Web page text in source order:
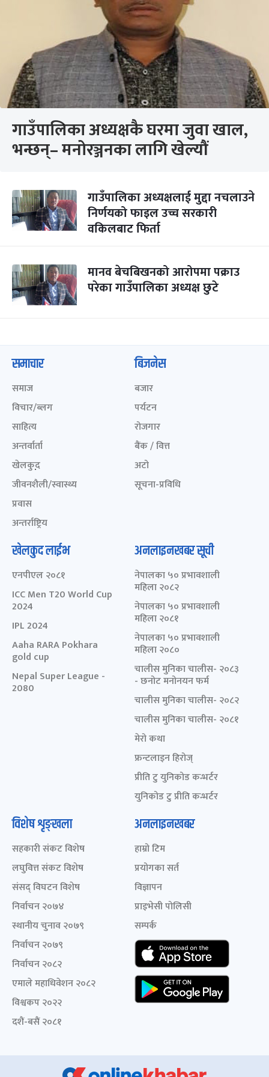
गाउँपालिका अध्यक्षकै घरमा जुवा खाल,
भन्छन्– मनोरञ्जनका लागि खेल्यौं
गाउँपालिका अध्यक्षलाई मुद्दा नचलाउने
निर्णयको फाइल उच्च सरकारी
वकिलबाट फिर्ता
मानव बेचबिखनको आरोपमा पक्राउ
परेका गाउँपालिका अध्यक्ष छुटे
समाचार
समाज
विचार/ब्लग
साहित्य
अन्तर्वार्ता
खेलकुद़़
जीवनशैली/स्वास्थ्य
प्रवास
अन्तर्राष्ट्रिय
बिजनेस
बजार
पर्यटन
रोजगार
बैंक / वित्त
अटो
सूचना-प्रविधि
खेलकुद लाईभ
एनपीएल २०८१
ICC Men T20 World Cup
2024
IPL 2024
Aaha RARA Pokhara
gold cup
Nepal Super League -
2080
अनलाइनखबर सूची
नेपालका ५० प्रभावशाली
महिला २०८२
नेपालका ५० प्रभावशाली
महिला २०८१
नेपालका ५० प्रभावशाली
महिला २०८०
चालीस मुनिका चालीस- २०८३
- छनोट मनोनयन फर्म
चालीस मुनिका चालीस- २०८२
चालीस मुनिका चालीस- २०८१
मेरो कथा
फ्रन्टलाइन हिरोज्
प्रीति टु युनिकोड कन्भर्टर
युनिकोड टु प्रीति कन्भर्टर
विशेष शृङ्खला
सहकारी संकट विशेष
लघुवित्त संकट विशेष
संसद् विघटन विशेष
निर्वाचन २०७४
स्थानीय चुनाव २०७९
निर्वाचन २०७९
निर्वाचन २०८२
एमाले महाधिवेशन २०८२
विश्वकप २०२२
दशैं-बसैं २०८१
अनलाइनखबर
हाम्रो टिम
प्रयोगका सर्त
विज्ञापन
प्राइभेसी पोलिसी
सम्पर्क